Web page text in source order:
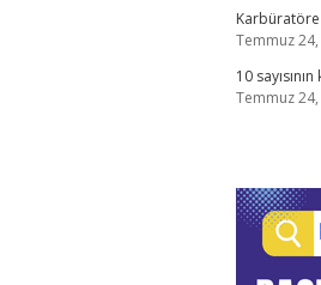
Karbüratöre
Temmuz
10
Temmuz